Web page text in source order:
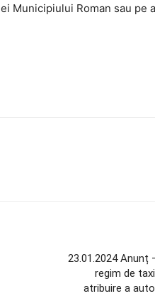
Municipiului Roman sau pe
23.01.2024
regim de
atribuire a